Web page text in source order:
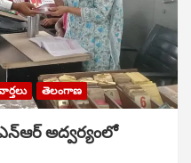
తెలంగాణ
అద్వర్యంలో